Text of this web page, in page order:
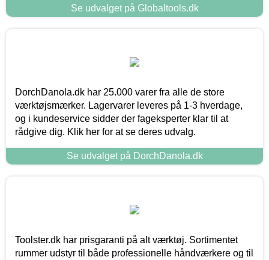
Se udvalget på Globaltools.dk
DorchDanola.dk har 25.000 varer fra alle de store
værktøjsmærker. Lagervarer leveres på 1-3 hverdage,
og i kundeservice sidder der fageksperter klar til at
rådgive dig. Klik her for at se deres udvalg.
Se udvalget på DorchDanola.dk
Toolster.dk har prisgaranti på alt værktøj. Sortimentet
rummer udstyr til både professionelle håndværkere og til